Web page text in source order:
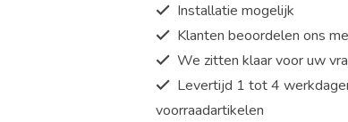
600
serie,
statisch
gekoeld
met
Installatie mogelijk
Klanten beoordelen ons
We zitten klaar voor uw
Levertijd 1 tot 4
voorraadartikelen